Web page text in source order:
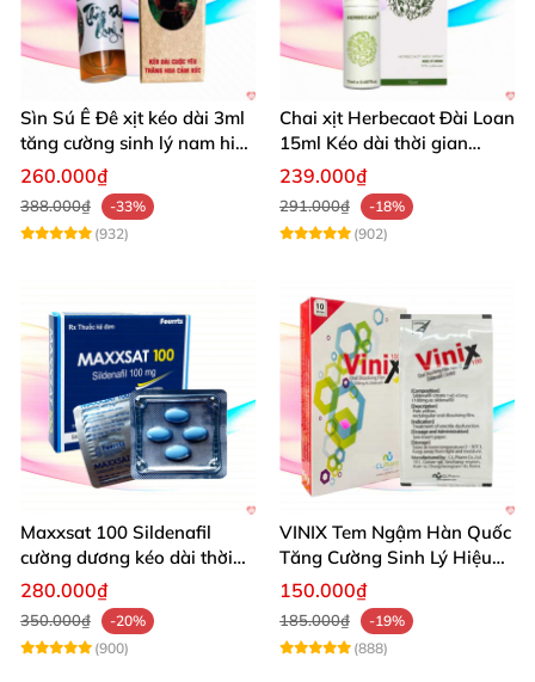
Sìn Sú Ê Đê xịt kéo dài 3ml
tăng cường sinh lý nam hiệu
quả
260.000₫
388.000₫
-33%
(932)
Chai xịt Herbecaot Đài Loan
15ml Kéo dài thời gian
Tăng khoái cảm
239.000₫
291.000₫
-18%
(902)
Maxxsat 100 Sildenafil
cường dương kéo dài thời
gian dùng hiệu quả nhanh
280.000₫
350.000₫
-20%
(900)
VINIX Tem Ngậm Hàn Quốc
Tăng Cường Sinh Lý Hiệu
Quả
150.000₫
185.000₫
-19%
(888)